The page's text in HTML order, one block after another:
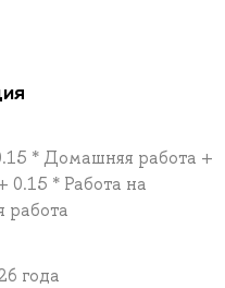
* Домашняя работа +
0.15 * Работа на
работа
года